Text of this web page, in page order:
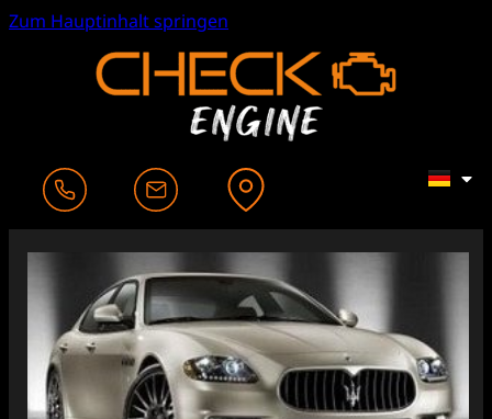
Zum Hauptinhalt springen